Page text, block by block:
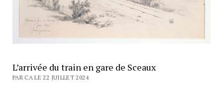
L’arrivée du train en gare de Sceaux
PAR CA LE 22 JUILLET 2024